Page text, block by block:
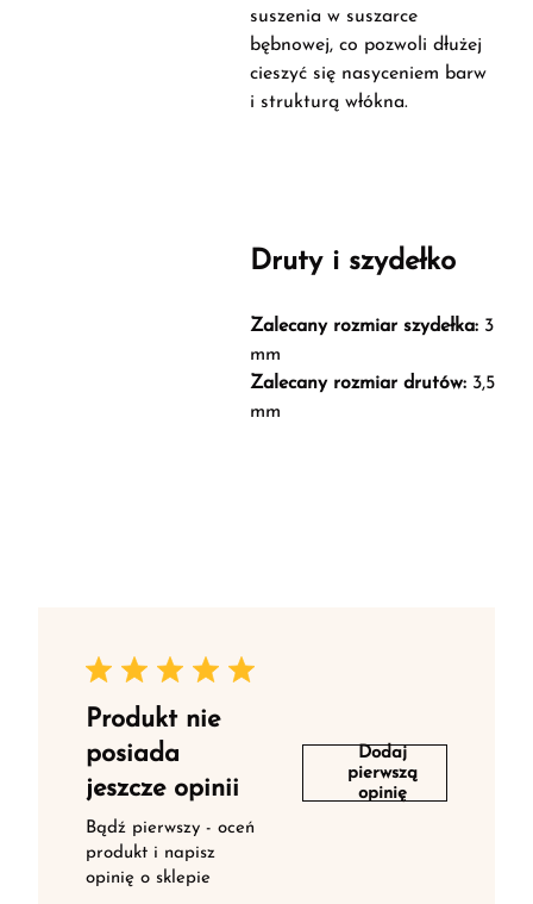
suszenia w suszarce
bębnowej, co pozwoli dłużej
cieszyć się nasyceniem barw
i strukturą włókna.
Druty i szydełko
Zalecany rozmiar szydełka: 3
mm
Zalecany rozmiar drutów: 3,5
mm
Produkt nie
posiada
jeszcze opinii
Bądź pierwszy - oceń
produkt i napisz
opinię o sklepie
Dodaj
pierwszą
opinię